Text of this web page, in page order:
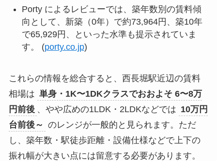
Porty によるレビューでは、築年数別の賃料傾
向として、新築（0年）で約73,964円、築10年
で65,929円、といった水準も提示されていま
す。 (porty.co.jp)
これらの情報を総合すると、西長堀駅近辺の賃料
相場は 単身・1K〜1DKクラスでおおよそ 6〜8万
円前後 、やや広めの1LDK・2LDKなどでは 10万円
台前後～ のレンジが一般的と見られます。ただ
し、築年数・駅徒歩距離・設備仕様などで上下の
振れ幅が大きい点には留意する必要があります。